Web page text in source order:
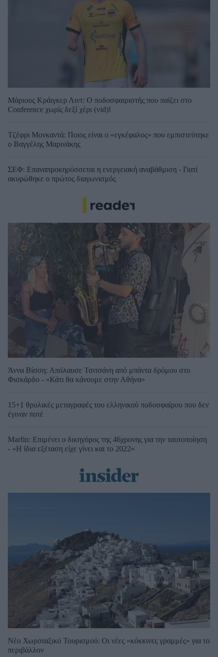
Μάριους Κράιγκερ Λιντ: Ο ποδοσφαιριστής που παίζει στο
Conference χωρίς δεξί χέρι (vid)!
Τζέφρι Μονκαντά: Ποιος είναι ο «εγκέφαλος» που εμπιστεύτηκε
ο Βαγγέλης Μαρινάκης
ΣΕΦ: Επαναπροκηρύσσεται η ενεργειακή αναβάθμιση - Γιατί
ακυρώθηκε ο πρώτος διαγωνισμός
Άννα Βίσση: Απόλαυσε Τσιτσάνη από μπάντα δρόμου στο
Φισκάρδο - «Κάτι θα κάνουμε στην Αθήνα»
15+1 θρυλικές μεταγραφές του ελληνικού ποδοσφαίρου που δεν
έγιναν ποτέ
Marfin: Επιμένει ο δικηγόρος της 46χρονης για την ταυτοποίηση
- «Η ίδια εξέταση είχε γίνει και το 2022»
Νέο Χωροταξικό Τουρισμού: Οι νέες «κόκκινες γραμμές» για το
περιβάλλον